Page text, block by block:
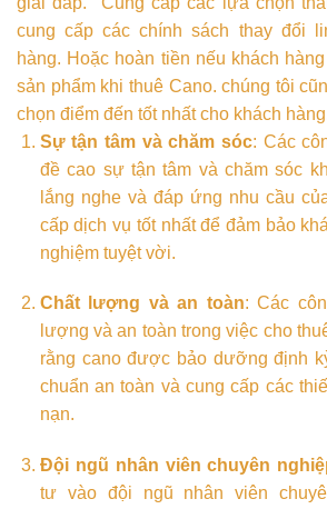
cung cấp các chính sách thay đổi
hàng. Hoặc hoàn tiền nếu khách
sản phẩm khi thuê Cano. chúng tôi
chọn điểm đến tốt nhất cho khách
Sự tận tâm và chăm sóc: Các
đề cao sự tận tâm và chăm sóc
lắng nghe và đáp ứng nhu cầu
cấp dịch vụ tốt nhất để đảm bảo
nghiệm tuyệt vời.
Chất lượng và an toàn: Các
lượng và an toàn trong việc cho
rằng cano được bảo dưỡng định
chuẩn an toàn và cung cấp các
nạn.
Đội ngũ nhân viên chuyên
tư vào đội ngũ nhân viên